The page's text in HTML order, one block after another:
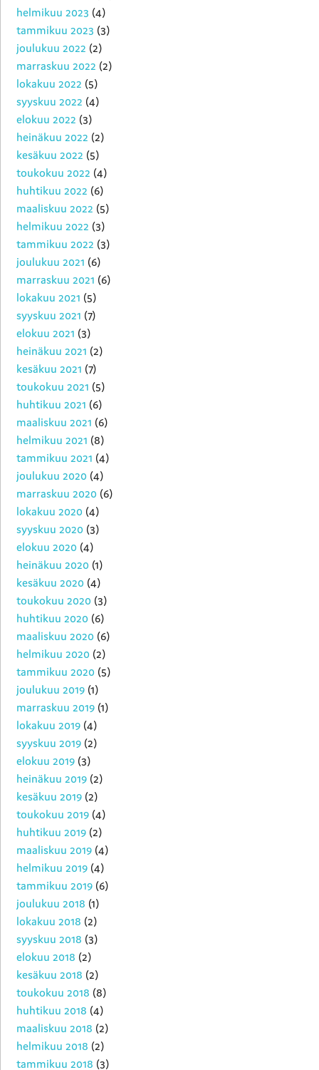
helmikuu 2023 (4)
tammikuu 2023 (3)
joulukuu 2022 (2)
marraskuu 2022 (2)
lokakuu 2022 (5)
syyskuu 2022 (4)
elokuu 2022 (3)
heinäkuu 2022 (2)
kesäkuu 2022 (5)
toukokuu 2022 (4)
huhtikuu 2022 (6)
maaliskuu 2022 (5)
helmikuu 2022 (3)
tammikuu 2022 (3)
joulukuu 2021 (6)
marraskuu 2021 (6)
lokakuu 2021 (5)
syyskuu 2021 (7)
elokuu 2021 (3)
heinäkuu 2021 (2)
kesäkuu 2021 (7)
toukokuu 2021 (5)
huhtikuu 2021 (6)
maaliskuu 2021 (6)
helmikuu 2021 (8)
tammikuu 2021 (4)
joulukuu 2020 (4)
marraskuu 2020 (6)
lokakuu 2020 (4)
syyskuu 2020 (3)
elokuu 2020 (4)
heinäkuu 2020 (1)
kesäkuu 2020 (4)
toukokuu 2020 (3)
huhtikuu 2020 (6)
maaliskuu 2020 (6)
helmikuu 2020 (2)
tammikuu 2020 (5)
joulukuu 2019 (1)
marraskuu 2019 (1)
lokakuu 2019 (4)
syyskuu 2019 (2)
elokuu 2019 (3)
heinäkuu 2019 (2)
kesäkuu 2019 (2)
toukokuu 2019 (4)
huhtikuu 2019 (2)
maaliskuu 2019 (4)
helmikuu 2019 (4)
tammikuu 2019 (6)
joulukuu 2018 (1)
lokakuu 2018 (2)
syyskuu 2018 (3)
elokuu 2018 (2)
kesäkuu 2018 (2)
toukokuu 2018 (8)
huhtikuu 2018 (4)
maaliskuu 2018 (2)
helmikuu 2018 (2)
tammikuu 2018 (3)